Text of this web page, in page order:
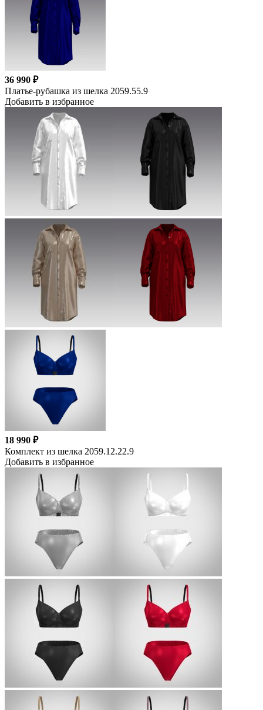
36 990 ₽
Платье-рубашка из шелка 2059.55.9
Добавить в избранное
18 990 ₽
Комплект из шелка 2059.12.22.9
Добавить в избранное